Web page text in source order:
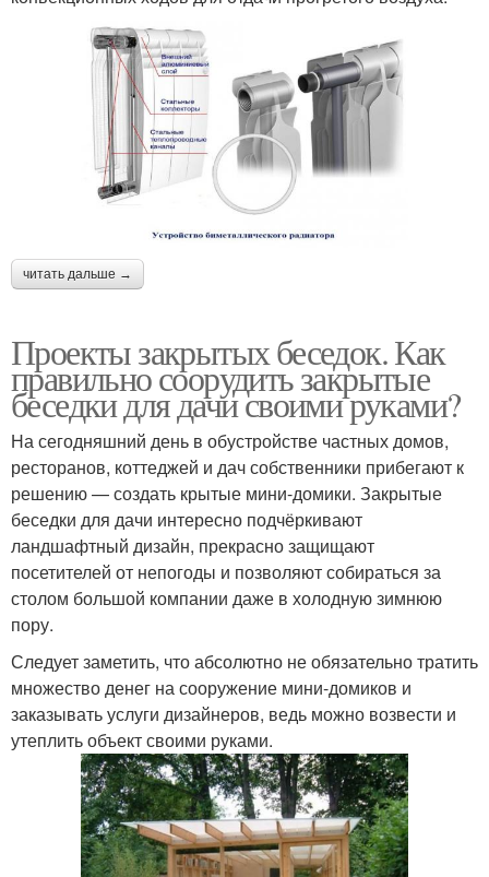
читать дальше →
Проекты закрытых беседок. Как
правильно соорудить закрытые
беседки для дачи своими руками?
На сегодняшний день в обустройстве частных домов,
ресторанов, коттеджей и дач собственники прибегают к
решению — создать крытые мини-домики. Закрытые
беседки для дачи интересно подчёркивают
ландшафтный дизайн, прекрасно защищают
посетителей от непогоды и позволяют собираться за
столом большой компании даже в холодную зимнюю
пору.
Следует заметить, что абсолютно не обязательно тратить
множество денег на сооружение мини-домиков и
заказывать услуги дизайнеров, ведь можно возвести и
утеплить объект своими руками.